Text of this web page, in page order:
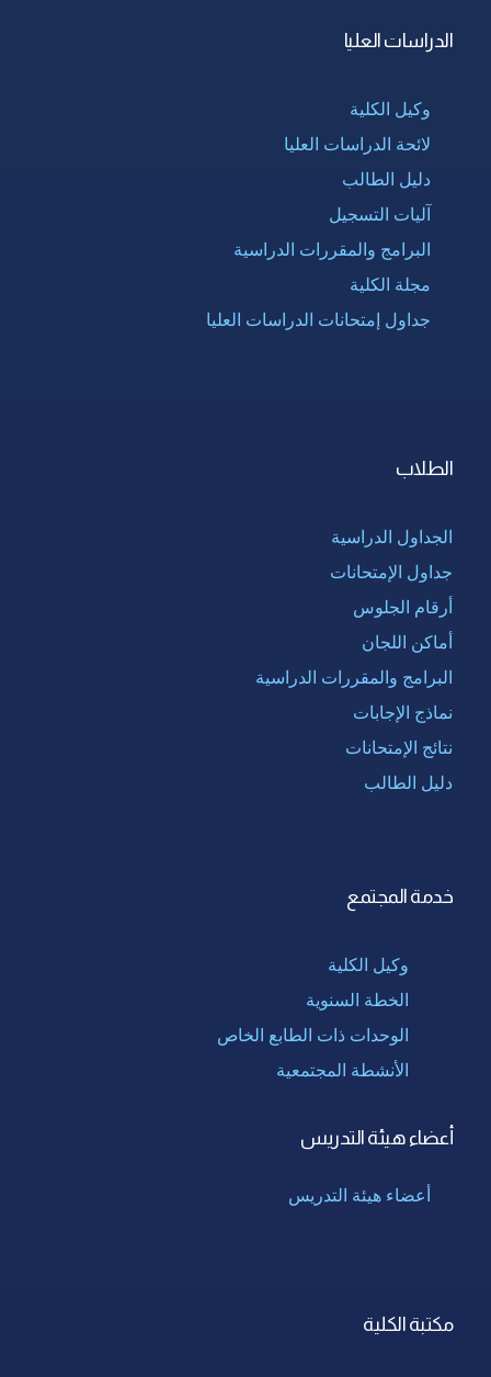
الدراسات العليا
وكيل الكلية
لائحة الدراسات العليا
دليل الطالب
آليات التسجيل
البرامج والمقررات الدراسية
مجلة الكلية
جداول إمتحانات الدراسات العليا
الطلاب
الجداول الدراسية
جداول الإمتحانات
أرقام الجلوس
أماكن اللجان
البرامج والمقررات الدراسية
نماذج الإجابات
نتائج الإمتحانات
دليل الطالب
خدمة المجتمع
وكيل الكلية
الخطة السنوية
الوحدات ذات الطابع الخاص
الأنشطة المجتمعية
أعضاء هيئة التدريس
أعضاء هيئة التدريس
مكتبة الكلية